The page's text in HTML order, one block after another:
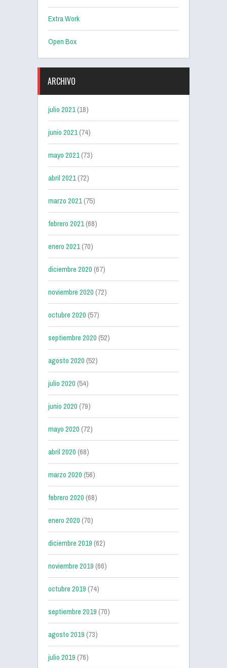
Extra Work
Open Box
ARCHIVO
julio 2021(18)
junio 2021(74)
mayo 2021(73)
abril 2021(72)
marzo 2021(75)
febrero 2021(68)
enero 2021(70)
diciembre 2020(67)
noviembre 2020(72)
octubre 2020(57)
septiembre 2020(52)
agosto 2020(52)
julio 2020(54)
junio 2020(79)
mayo 2020(72)
abril 2020(68)
marzo 2020(56)
febrero 2020(68)
enero 2020(70)
diciembre 2019(62)
noviembre 2019(66)
octubre 2019(74)
septiembre 2019(70)
agosto 2019(73)
julio 2019(76)